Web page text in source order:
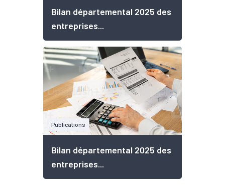
Bilan départemental 2025 des
entreprises...
Publications
Bilan départemental 2025 des
entreprises...